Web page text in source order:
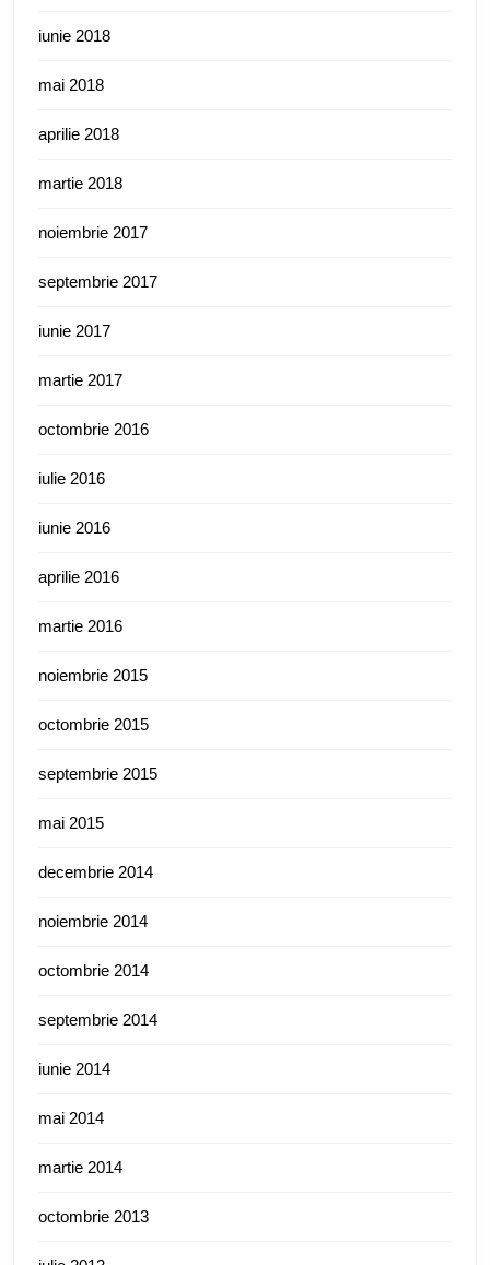
iunie 2018
mai 2018
aprilie 2018
martie 2018
noiembrie 2017
septembrie 2017
iunie 2017
martie 2017
octombrie 2016
iulie 2016
iunie 2016
aprilie 2016
martie 2016
noiembrie 2015
octombrie 2015
septembrie 2015
mai 2015
decembrie 2014
noiembrie 2014
octombrie 2014
septembrie 2014
iunie 2014
mai 2014
martie 2014
octombrie 2013